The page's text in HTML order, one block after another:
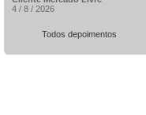
4 / 8 / 2026
Todos depoimentos